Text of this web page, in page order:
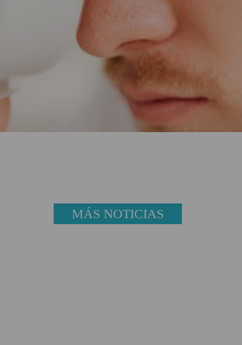
MÁS NOTICIAS